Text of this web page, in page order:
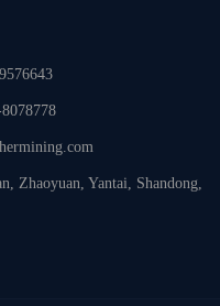
Zhaoyuan, Yantai, Shandong,